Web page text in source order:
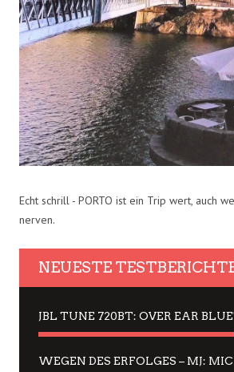
Echt schrill - PORTO ist ein Trip wert, auch
nerven.
NEUESTE